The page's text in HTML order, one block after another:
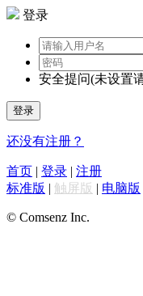
登录
安全提问(未设置
登录
还没有注册？
首页 | 登录 | 注册
标准版 | 触屏版 | 电脑版
© Comsenz Inc.